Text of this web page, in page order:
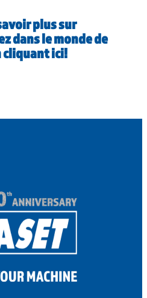
plus sur
dans le monde de
cliquant ici!